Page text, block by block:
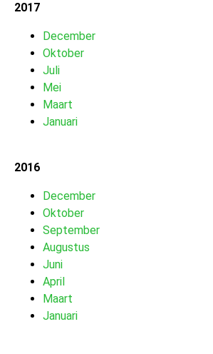
2017
December
Oktober
Juli
Mei
Maart
Januari
2016
December
Oktober
September
Augustus
Juni
April
Maart
Januari